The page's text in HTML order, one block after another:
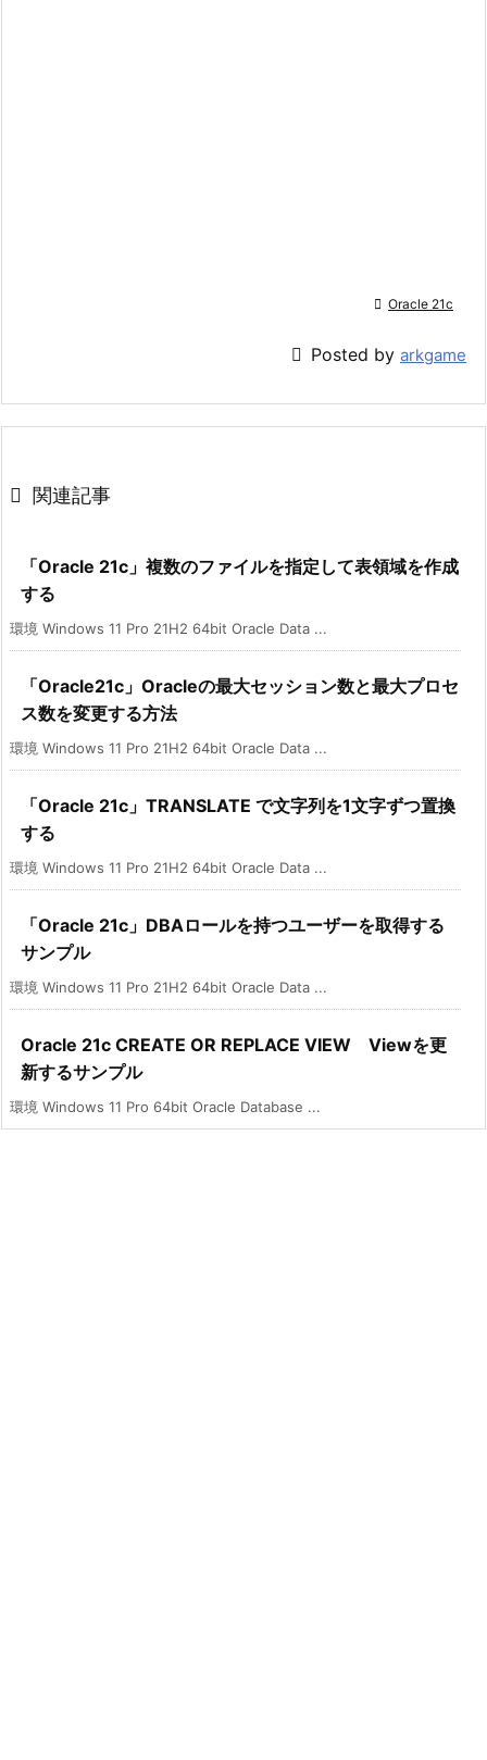
 Oracle 21c
 Posted by arkgame
 関連記事
「Oracle 21c」複数のファイルを指定して表領域を作成
する
環境 Windows 11 Pro 21H2 64bit Oracle Data ...
「Oracle21c」Oracleの最大セッション数と最大プロセ
ス数を変更する方法
環境 Windows 11 Pro 21H2 64bit Oracle Data ...
「Oracle 21c」TRANSLATE で文字列を1文字ずつ置換
する
環境 Windows 11 Pro 21H2 64bit Oracle Data ...
「Oracle 21c」DBAロールを持つユーザーを取得する
サンプル
環境 Windows 11 Pro 21H2 64bit Oracle Data ...
Oracle 21c CREATE OR REPLACE VIEW Viewを更
新するサンプル
環境 Windows 11 Pro 64bit Oracle Database ...